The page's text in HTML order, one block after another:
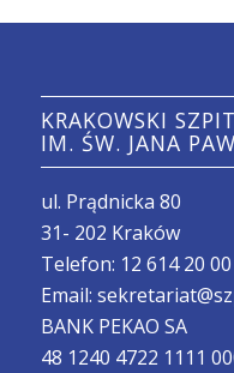
KRAKOWSKI
IM. ŚW. JANA
ul. Prądnicka 80
31- 202 Kraków
Telefon: 12 614 20 00
Email:
BANK PEKAO SA
48 1240 4722 1111